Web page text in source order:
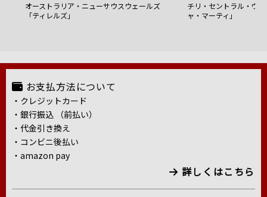
オーストラリア・ニューサウスウェールズ
「ティレルズ」
チリ・セントラル・ヴ
ャ・マーティ」
お支払方法について
・クレジットカード
・銀行振込 （前払い）
・代金引き換え
・コンビニ後払い
・amazon pay
詳しくはこちら